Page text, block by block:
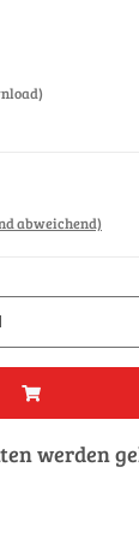
abweichend)
werden